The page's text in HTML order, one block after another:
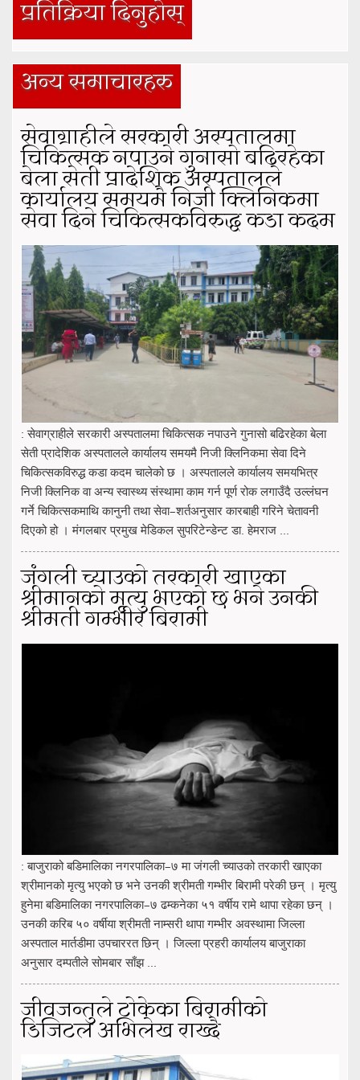
प्रतिक्रिया दिनुहोस्
अन्य समाचारहरु
सेवाग्राहीले सरकारी अस्पतालमा
चिकित्सक नपाउने गुनासो बढिरहेका
बेला सेती प्रादेशिक अस्पतालले
कार्यालय समयमै निजी क्लिनिकमा
सेवा दिने चिकित्सकविरुद्ध कडा कदम
: सेवाग्राहीले सरकारी अस्पतालमा चिकित्सक नपाउने गुनासो बढिरहेका बेला
सेती प्रादेशिक अस्पतालले कार्यालय समयमै निजी क्लिनिकमा सेवा दिने
चिकित्सकविरुद्ध कडा कदम चालेको छ । अस्पतालले कार्यालय समयभित्र
निजी क्लिनिक वा अन्य स्वास्थ्य संस्थामा काम गर्न पूर्ण रोक लगाउँदै उल्लंघन
गर्ने चिकित्सकमाथि कानुनी तथा सेवा–शर्तअनुसार कारबाही गरिने चेतावनी
दिएको हो । मंगलबार प्रमुख मेडिकल सुपरिटेन्डेन्ट डा. हेमराज ...
जंगली च्याउको तरकारी खाएका
श्रीमानको मृत्यु भएको छ भने उनकी
श्रीमती गम्भीर बिरामी
: बाजुराको बडिमालिका नगरपालिका–७ मा जंगली च्याउको तरकारी खाएका
श्रीमानको मृत्यु भएको छ भने उनकी श्रीमती गम्भीर बिरामी परेकी छन् । मृत्यु
हुनेमा बडिमालिका नगरपालिका–७ ढम्कनेका ५१ वर्षीय रामे थापा रहेका छन् ।
उनकी करिब ५० वर्षीया श्रीमती नाम्सरी थापा गम्भीर अवस्थामा जिल्ला
अस्पताल मार्तडीमा उपचाररत छिन् । जिल्ला प्रहरी कार्यालय बाजुराका
अनुसार दम्पतीले सोमबार साँझ ...
जीवजन्तुले टोकेका बिरामीको
डिजिटल अभिलेख राख्दै